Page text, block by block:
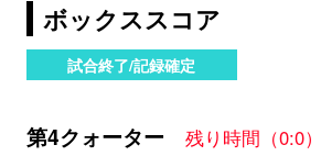
ボックススコア
試合終了/記録確定
第4クォーター 残り時間（0:0）